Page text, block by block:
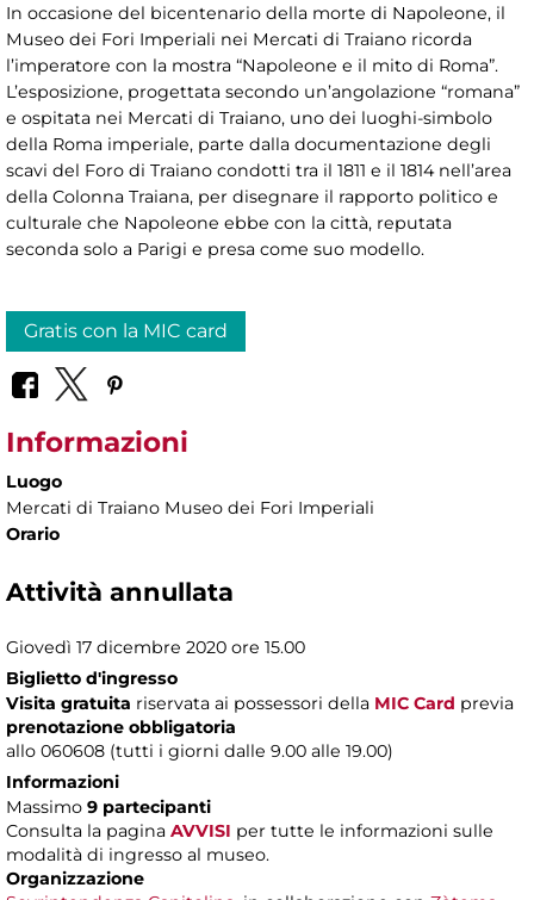
In occasione del bicentenario della morte di Napoleone, il
Museo dei Fori Imperiali nei Mercati di Traiano ricorda
l’imperatore con la mostra “Napoleone e il mito di Roma”.
L’esposizione, progettata secondo un’angolazione “romana”
e ospitata nei Mercati di Traiano, uno dei luoghi-simbolo
della Roma imperiale, parte dalla documentazione degli
scavi del Foro di Traiano condotti tra il 1811 e il 1814 nell’area
della Colonna Traiana, per disegnare il rapporto politico e
culturale che Napoleone ebbe con la città, reputata
seconda solo a Parigi e presa come suo modello.
Gratis con la MIC card
Informazioni
Luogo
Mercati di Traiano Museo dei Fori Imperiali
Orario
Attività annullata
Giovedì 17 dicembre 2020 ore 15.00
Biglietto d'ingresso
Visita gratuita riservata ai possessori della MIC Card previa
prenotazione obbligatoria
allo 060608 (tutti i giorni dalle 9.00 alle 19.00)
Informazioni
Massimo 9 partecipanti
Consulta la pagina AVVISI per tutte le informazioni sulle
modalità di ingresso al museo.
Organizzazione